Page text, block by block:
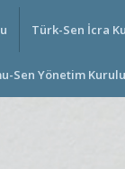
Türk-Sen İcra
Sen Yönetim Kurulu